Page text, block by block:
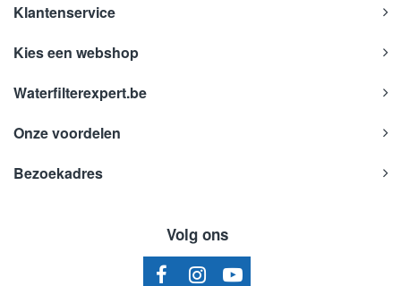
Klantenservice
Kies een webshop
Waterfilterexpert.be
Onze voordelen
Bezoekadres
Volg ons